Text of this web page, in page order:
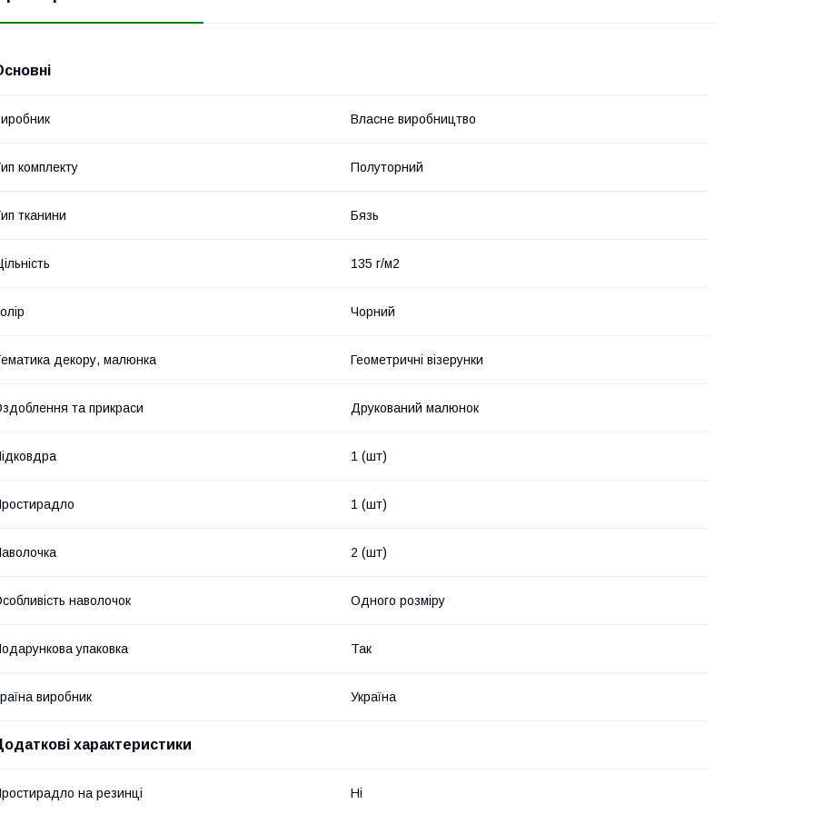
Власне виробництво
комплекту Полуторний
тканини Бязь
135 г/м2
Чорний
декору, малюнка Геометричні візерунки
та прикраси Друкований малюнок
1 (шт)
1 (шт)
2 (шт)
наволочок Одного розміру
упаковка Так
виробник Україна
характеристики
на резинці Ні